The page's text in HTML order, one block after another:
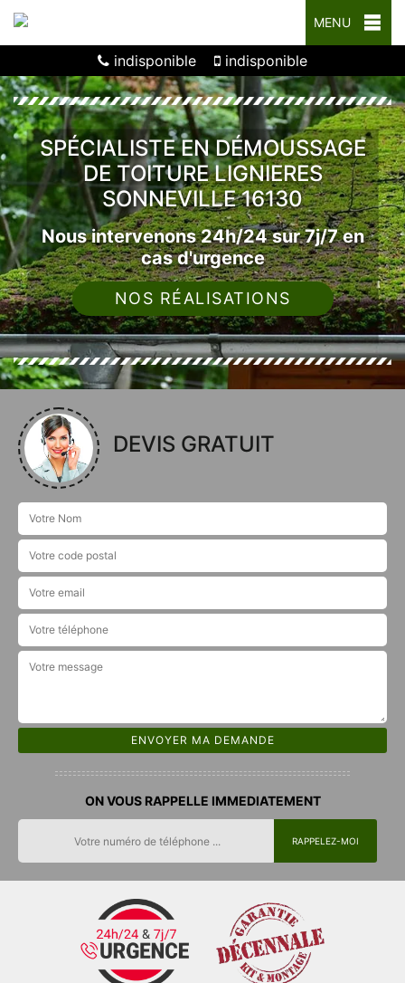
MENU
indisponible indisponible
SPÉCIALISTE EN DÉMOUSSAGE
DE TOITURE LIGNIERES
SONNEVILLE 16130
Nous intervenons 24h/24 sur 7j/7 en
cas d'urgence
NOS RÉALISATIONS
DEVIS GRATUIT
ON VOUS RAPPELLE IMMEDIATEMENT